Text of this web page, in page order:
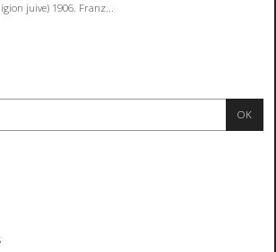
juive) 1906. Franz...